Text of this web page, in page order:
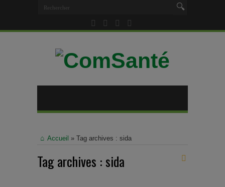
Accueil » Tag archives : sida
Tag archives :sida